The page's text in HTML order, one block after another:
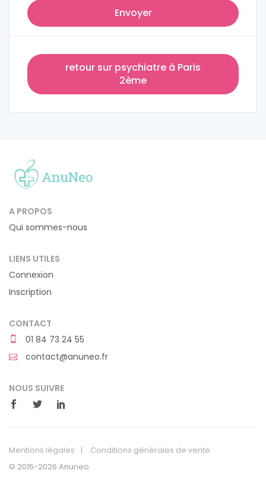
Envoyer
retour sur psychiatre à Paris
2ème
A PROPOS
Qui sommes-nous
LIENS UTILES
Connexion
Inscription
CONTACT
01 84 73 24 55
contact@anuneo.fr
NOUS SUIVRE
Mentions légales
Conditions générales de vente
© 2015-2026 Anuneo